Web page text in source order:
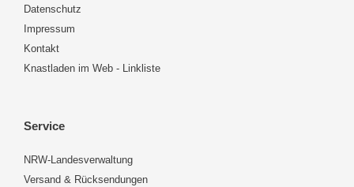
Datenschutz
Impressum
Kontakt
Knastladen im Web - Linkliste
Service
NRW-Landesverwaltung
Versand & Rücksendungen